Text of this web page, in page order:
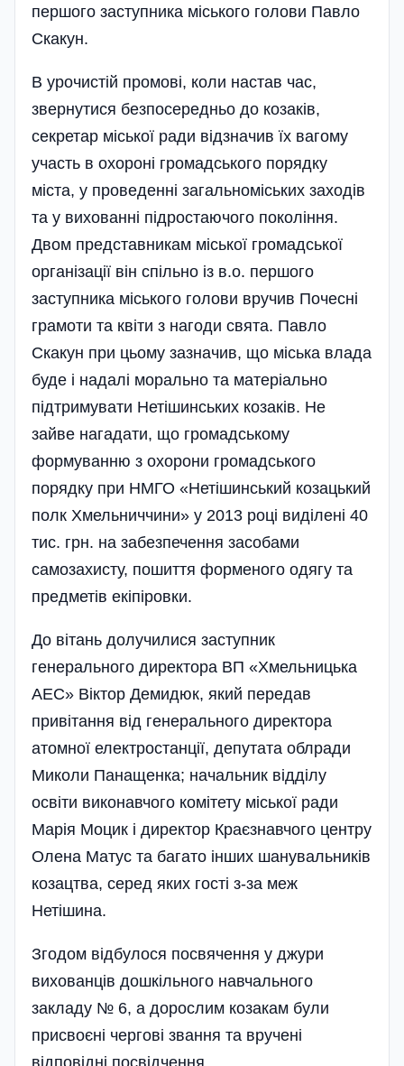
першого заступника міського голови Павло
Скакун.
В урочистій промові, коли настав час,
звернутися безпосередньо до козаків,
секретар міської ради відзначив їх вагому
участь в охороні громадського порядку
міста, у проведенні загальноміських заходів
та у вихованні підростаючого покоління.
Двом представникам міської громадської
організації він спільно із в.о. першого
заступника міського голови вручив Почесні
грамоти та квіти з нагоди свята. Павло
Скакун при цьому зазначив, що міська влада
буде і надалі морально та матеріально
підтримувати Нетішинських козаків. Не
зайве нагадати, що громадському
формуванню з охорони громадського
порядку при НМГО «Нетішинський козацький
полк Хмельниччини» у 2013 році виділені 40
тис. грн. на забезпечення засобами
самозахисту, пошиття форменого одягу та
предметів екіпіровки.
До вітань долучилися заступник
генерального директора ВП «Хмельницька
АЕС» Віктор Демидюк, який передав
привітання від генерального директора
атомної електростанції, депутата облради
Миколи Панащенка; начальник відділу
освіти виконавчого комітету міської ради
Марія Моцик і директор Краєзнавчого центру
Олена Матус та багато інших шанувальників
козацтва, серед яких гості з-за меж
Нетішина.
Згодом відбулося посвячення у джури
вихованців дошкі­льного навчального
закладу № 6, а дорослим козакам були
присвоєні чергові звання та вручені